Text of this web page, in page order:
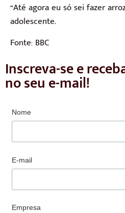
“Até agora eu só sei fazer
adolescente.
Fonte: BBC
Inscreva-se e
no seu e-mail!
Nome
E-mail
Empresa